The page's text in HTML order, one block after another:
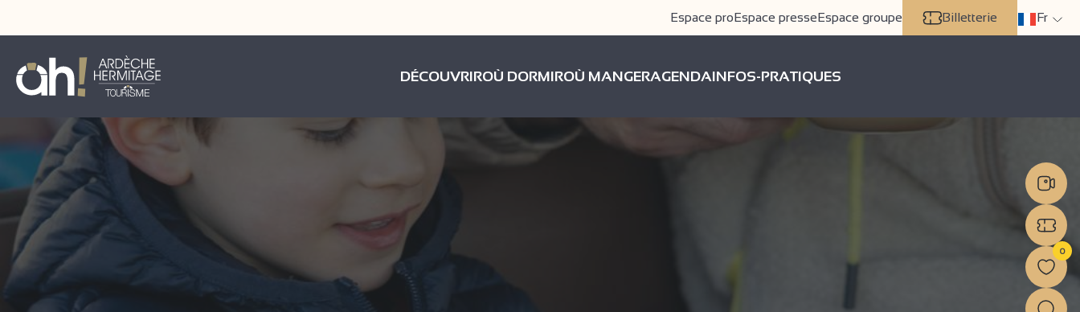
Espace proEspace presseEspace groupe Billetterie Fr
DÉCOUVRIROÙ DORMIROÙ MANGERAGENDAINFOS-PRATIQUES
0